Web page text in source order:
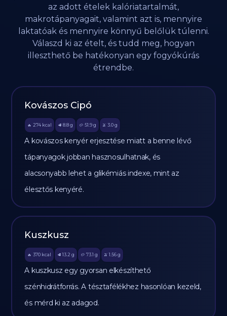
az adott ételek kalóriatartalmát,
makrotápanyagait, valamint azt is, mennyire
laktatóak és mennyire könnyű belőlük túlenni.
Válaszd ki az ételt, és tudd meg, hogyan
illeszthető be hatékonyan egy fogyókúrás
étrendbe.
Kovászos Cipó
🔥 274 kcal 🥩 8.8 g 🥔 51.9g 🫒 3.0 g
A kovászos kenyér erjesztése miatt a benne lévő
tápanyagok jobban hasznosulhatnak, és
alacsonyabb lehet a glikémiás indexe, mint az
élesztős kenyéré.
Kuszkusz
🔥 370 kcal 🥩 13.2 g 🥔 73.1 g 🫒 1.56 g
A kuszkusz egy gyorsan elkészíthető
szénhidrátforrás. A tésztafélékhez hasonlóan kezeld,
és mérd ki az adagod.